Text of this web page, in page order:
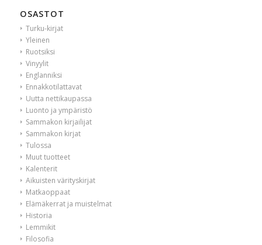
OSASTOT
Turku-kirjat
Yleinen
Ruotsiksi
Vinyylit
Englanniksi
Ennakkotilattavat
Uutta nettikaupassa
Luonto ja ympäristö
Sammakon kirjailijat
Sammakon kirjat
Tulossa
Muut tuotteet
Kalenterit
Aikuisten värityskirjat
Matkaoppaat
Elämäkerrat ja muistelmat
Historia
Lemmikit
Filosofia